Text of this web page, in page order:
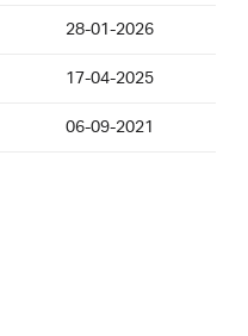
28-01-2026
17-04-2025
06-09-2021